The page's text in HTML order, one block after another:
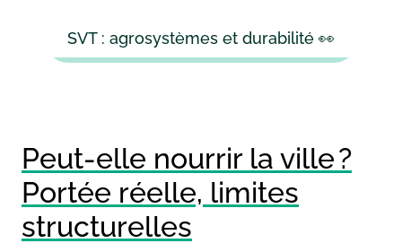
SVT : agrosystèmes et durabilité 👀
Peut-elle nourrir la ville ?
Portée réelle, limites
structurelles